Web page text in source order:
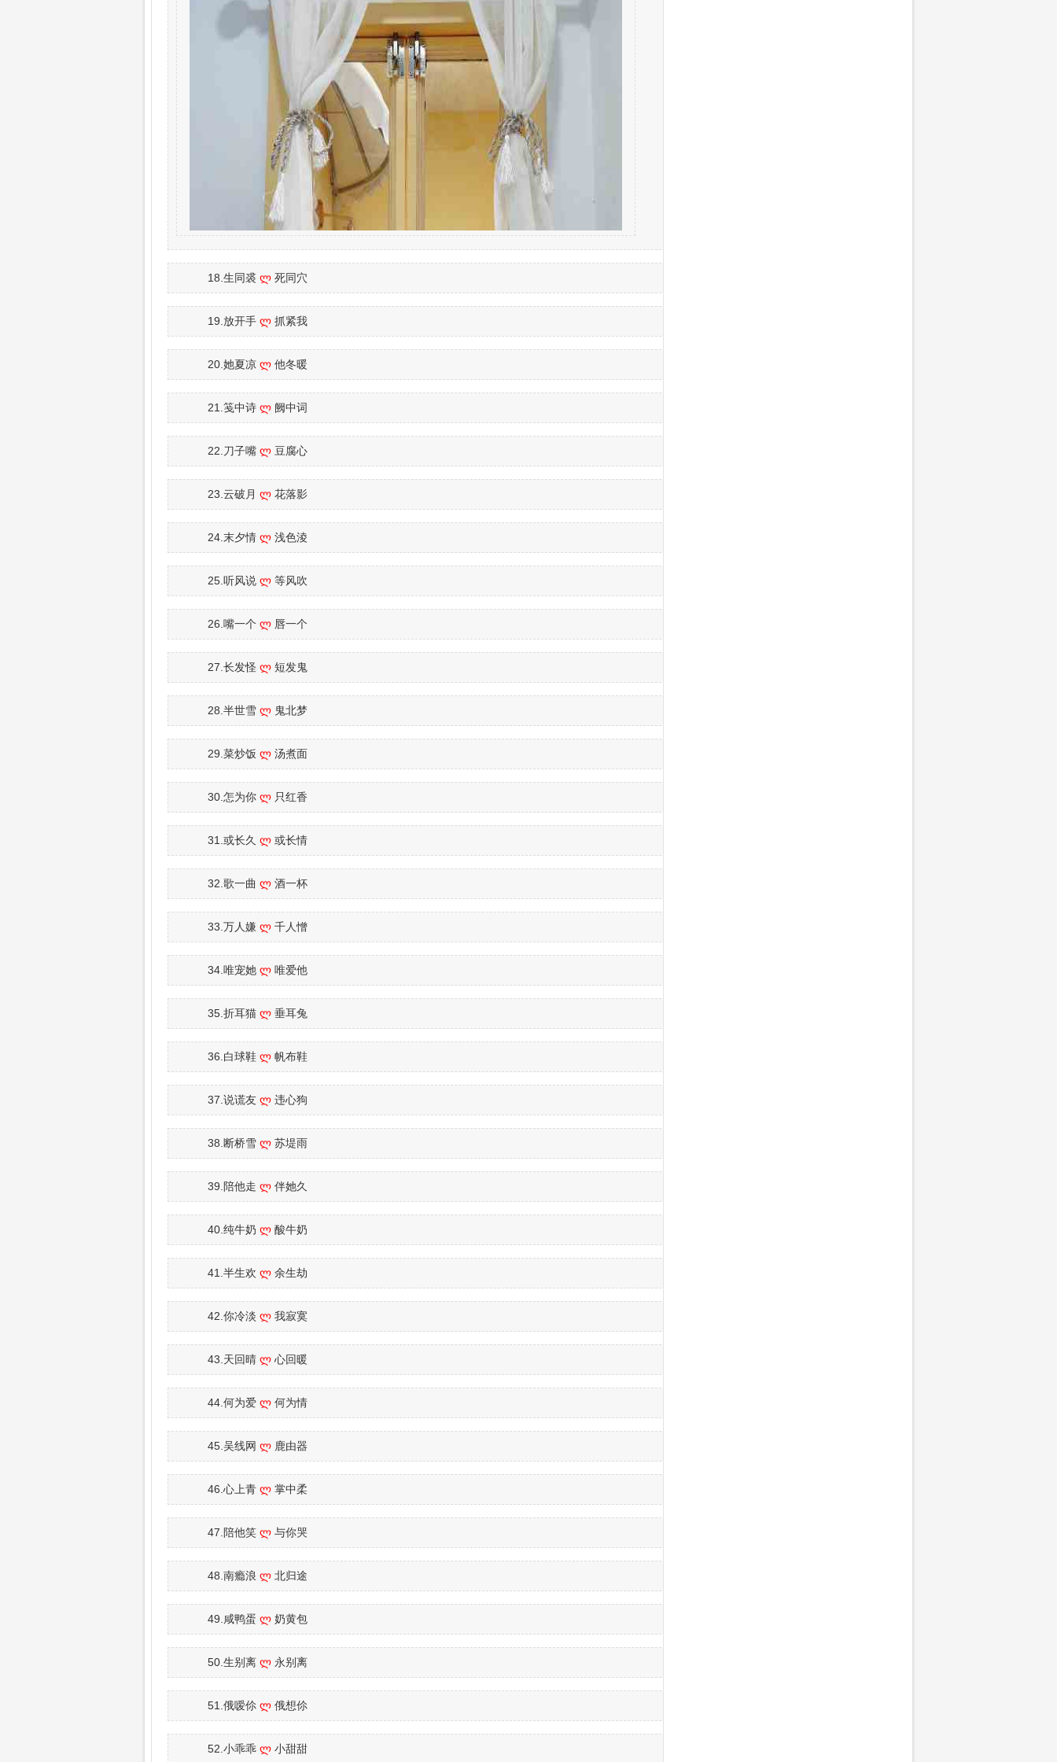
18.生同裘 ლ 死同穴
19.放开手 ლ 抓紧我
20.她夏凉 ლ 他冬暖
21.笺中诗 ლ 阙中词
22.刀子嘴 ლ 豆腐心
23.云破月 ლ 花落影
24.末夕情 ლ 浅色淩
25.听风说 ლ 等风吹
26.嘴一个 ლ 唇一个
27.长发怪 ლ 短发鬼
28.半世雪 ლ 鬼北梦
29.菜炒饭 ლ 汤煮面
30.怎为你 ლ 只红香
31.或长久 ლ 或长情
32.歌一曲 ლ 酒一杯
33.万人嫌 ლ 千人憎
34.唯宠她 ლ 唯爱他
35.折耳猫 ლ 垂耳兔
36.白球鞋 ლ 帆布鞋
37.说谎友 ლ 违心狗
38.断桥雪 ლ 苏堤雨
39.陪他走 ლ 伴她久
40.纯牛奶 ლ 酸牛奶
41.半生欢 ლ 余生劫
42.你冷淡 ლ 我寂寞
43.天回晴 ლ 心回暖
44.何为爱 ლ 何为情
45.吴线网 ლ 鹿由器
46.心上青 ლ 掌中柔
47.陪他笑 ლ 与你哭
48.南瘾浪 ლ 北归途
49.咸鸭蛋 ლ 奶黄包
50.生别离 ლ 永别离
51.俄嗳伱 ლ 俄想伱
52.小乖乖 ლ 小甜甜